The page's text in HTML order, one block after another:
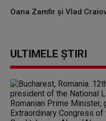
Oana Zamfir și Vlad
ULTIMELE ȘTIRI